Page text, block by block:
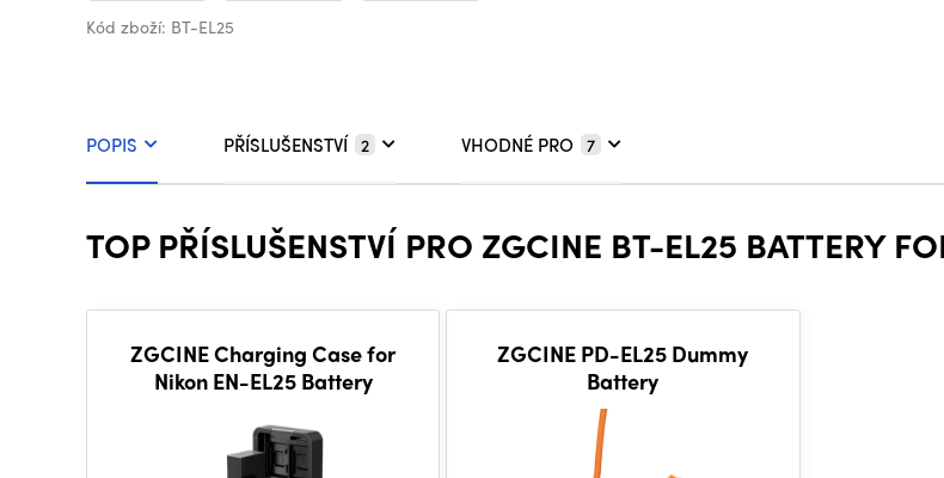
Kód zboží: BT-EL25
POPIS PŘÍSLUŠENSTVÍ 2 VHODNÉ PRO 7
TOP PŘÍSLUŠENSTVÍ PRO ZGCINE BT-EL25 BATTERY
ZGCINE Charging Case for
Nikon EN-EL25 Battery
ZGCINE PD-EL25 Dummy
Battery